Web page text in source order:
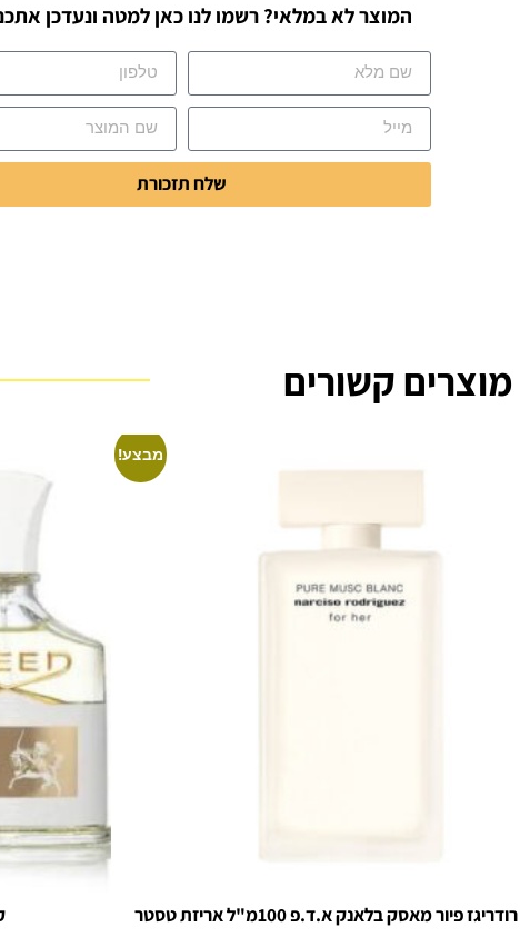
המוצר לא במלאי? רשמו לנו כאן למטה ונעדכן
שלח תזכורת
מוצרים קשורים
מבצע!
פיור מאסק בלאנק א.ד.פ 100מ"ל אריזת טסטר